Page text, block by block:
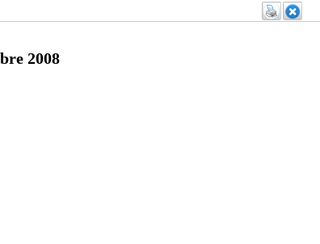
2008